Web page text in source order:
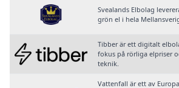
Svealands Elbolag
grön el i hela
Tibber är ett digitalt
fokus på rörliga elpriser
teknik.
Vattenfall är ett av